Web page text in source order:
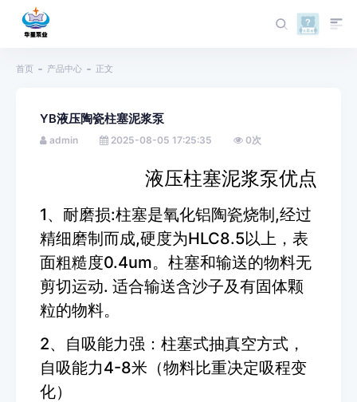
首页 产品中心 正文
YB液压陶瓷柱塞泥浆泵
admin 2025-08-05 17:25:35 0次
液压柱塞泥浆泵优点
1、耐磨损:柱塞是氧化铝陶瓷烧制,经过
精细磨制而成,硬度为HLC8.5以上，表
面粗糙度0.4um。柱塞和输送的物料无
剪切运动. 适合输送含沙子及有固体颗
粒的物料。
2、自吸能力强：柱塞式抽真空方式，
自吸能力4-8米（物料比重决定吸程变
化）